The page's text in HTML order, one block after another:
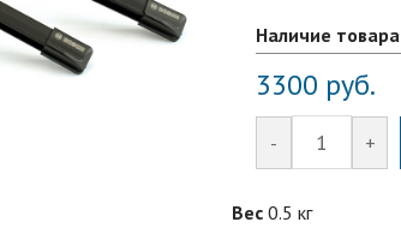
Наличие
3300 руб.
- +
Вес 0.5 кг